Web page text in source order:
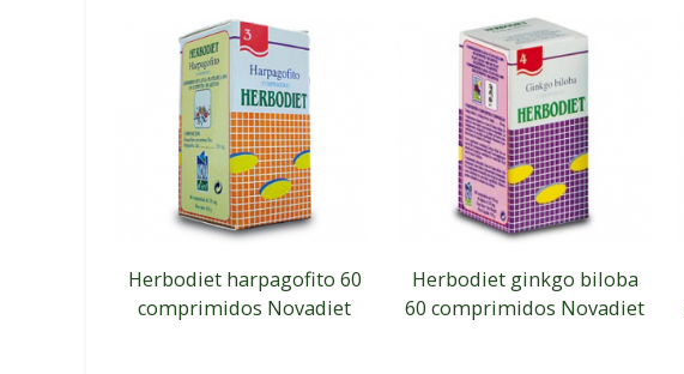
Herbodiet harpagofito 60
comprimidos Novadiet
Herbodiet ginkgo biloba
60 comprimidos Novadiet